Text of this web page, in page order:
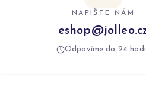
NAPIŠTE NÁM
Odpovíme do 24